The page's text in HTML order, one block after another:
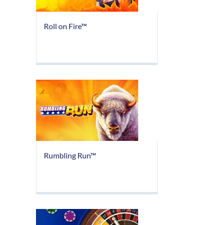
Roll on Fire™
Rumbling Run™